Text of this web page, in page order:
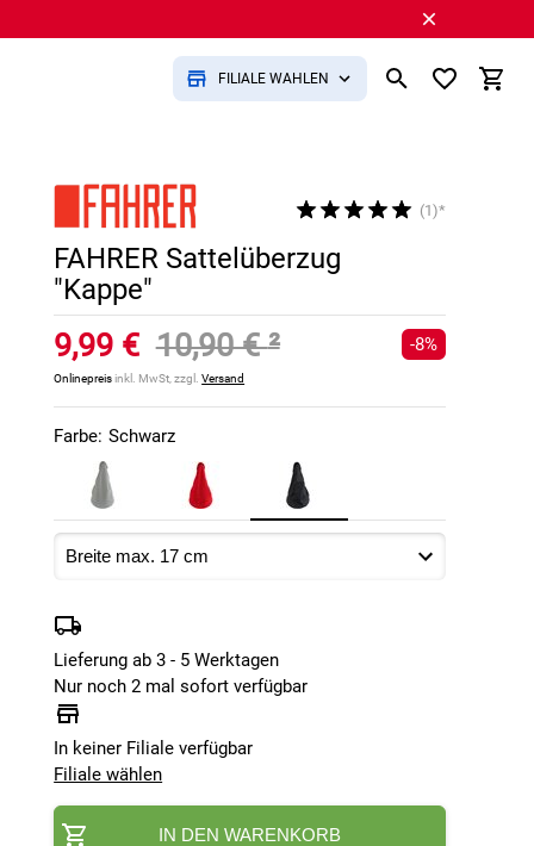
FILIALE WÄHLEN
(1)*
FAHRER Sattelüberzug
"Kappe"
9,99 € 10,90 €²
Onlinepreisinkl. MwSt, zzgl.Versand
-8%
Farbe: Schwarz
Lieferung ab 3 - 5 Werktagen
Nur noch 2 mal sofort verfügbar
In keiner Filiale verfügbar
Filiale wählen
IN DEN WARENKORB